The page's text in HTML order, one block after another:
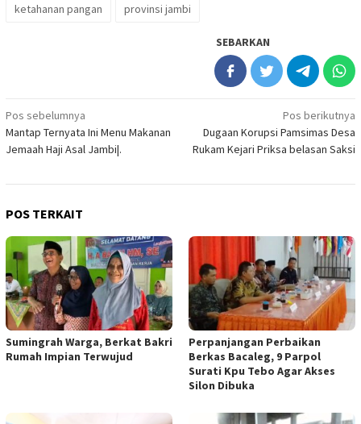
ketahanan pangan
provinsi jambi
SEBARKAN
Navigasi
pos
Pos sebelumnya
Mantap Ternyata Ini Menu Makanan
Jemaah Haji Asal Jambi|.
Pos berikutnya
Dugaan Korupsi Pamsimas Desa
Rukam Kejari Priksa belasan Saksi
POS TERKAIT
Sumingrah Warga, Berkat Bakri
Rumah Impian Terwujud
Perpanjangan Perbaikan
Berkas Bacaleg, 9 Parpol
Surati Kpu Tebo Agar Akses
Silon Dibuka